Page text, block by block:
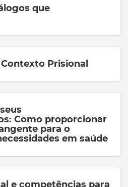
que
Prisional
Como proporcionar
para o
em saúde
e competências para